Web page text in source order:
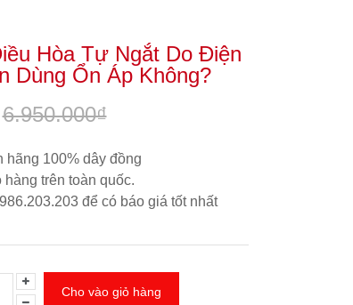
Hòa Tự Ngắt Do Điện
Dùng Ổn Áp Không?
6.950.000₫
hãng 100% dây đồng
hàng trên toàn quốc.
để có báo giá tốt nhất
Cho vào giỏ hàng